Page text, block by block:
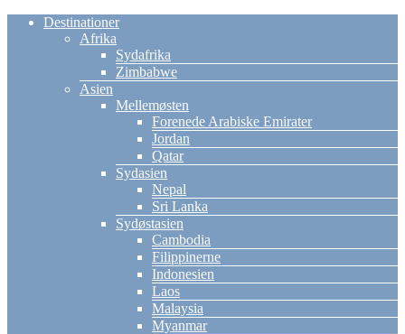
Destinationer
Afrika
Sydafrika
Zimbabwe
Asien
Mellemøsten
Forenede Arabiske Emirater
Jordan
Qatar
Sydasien
Nepal
Sri Lanka
Sydøstasien
Cambodia
Filippinerne
Indonesien
Laos
Malaysia
Myanmar